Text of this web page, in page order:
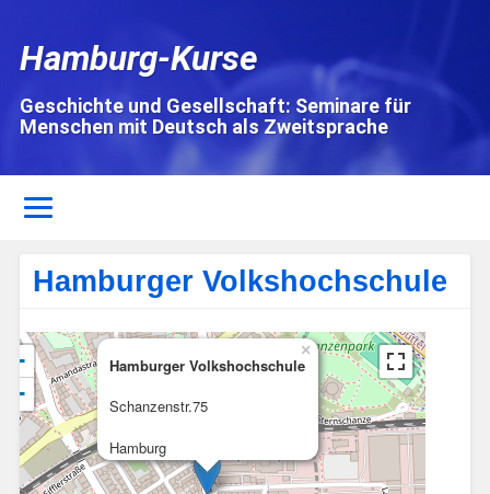
Hamburg-Kurse
Geschichte und Gesellschaft: Seminare für
Menschen mit Deutsch als Zweitsprache
Hamburger Volkshochschule
Hamburger Volkshochschule
Schanzenstr.75
Hamburg
×
+
−